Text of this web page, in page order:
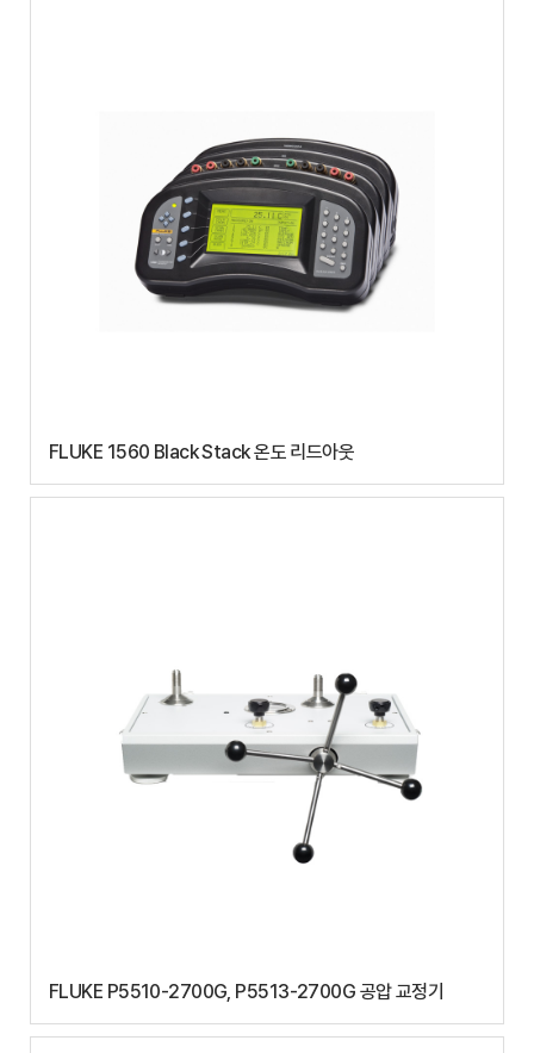
FLUKE 1560 Black Stack 온도 리드아웃
FLUKE P5510-2700G, P5513-2700G 공압 교정기